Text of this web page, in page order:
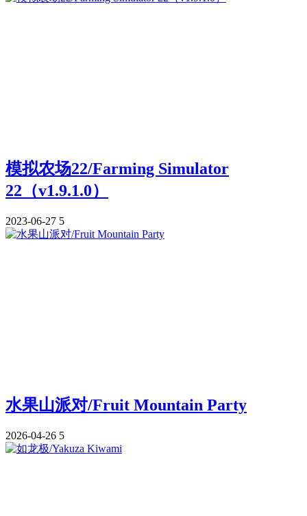
模拟农场22/Farming Simulator
22（v1.9.1.0）
2023-06-27 5
水果山派对/Fruit Mountain Party
2026-04-26 5